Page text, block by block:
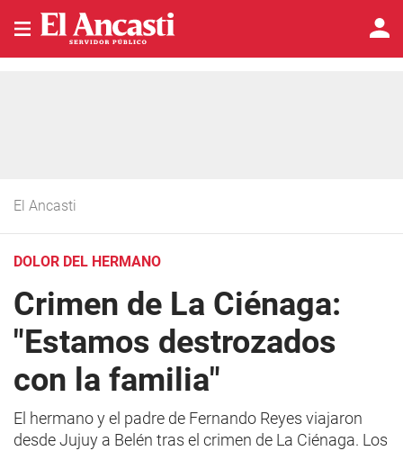
El Ancasti
DOLOR DEL HERMANO
Crimen de La Ciénaga:
"Estamos destrozados
con la familia"
El hermano y el padre de Fernando Reyes viajaron
desde Jujuy a Belén tras el crimen de La Ciénaga. Los